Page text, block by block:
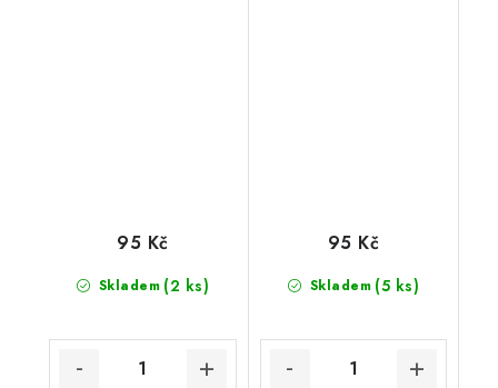
Skladem (2 ks)
95 Kč
Skladem (5 ks)
95 Kč